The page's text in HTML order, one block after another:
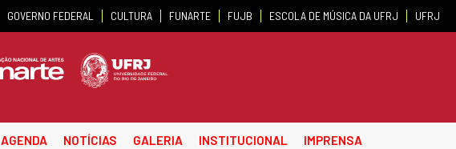
GOVERNO FEDERAL CULTURA FUNARTE FUJB ESCOLA DE MÚSICA DA UFRJ UFRJ
AGENDA NOTÍCIAS GALERIA INSTITUCIONAL IMPRENSA